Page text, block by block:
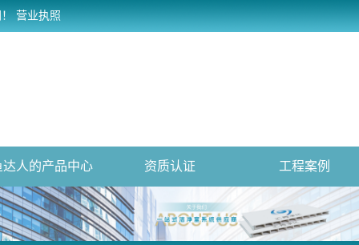
营业执照
达人的产品中心 资质认证 工程案例